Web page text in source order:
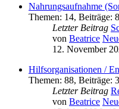
Nahrungsaufnahme
Themen: 14, Beiträge:
Letzter Beitrag
von Beatrice
12. November
Hilfsorganisationen /
Themen: 88, Beiträge:
Letzter Beitrag
von Beatrice